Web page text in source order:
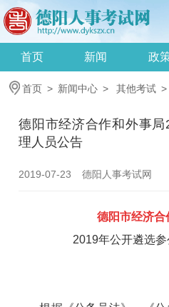
首页 新闻 政
首页 > 新闻中心 > 其他考试 >
德阳市经济合作和外事
理人员公告
2019-07-23 德阳人事考试网
德阳市经济合
2019年公开遴选